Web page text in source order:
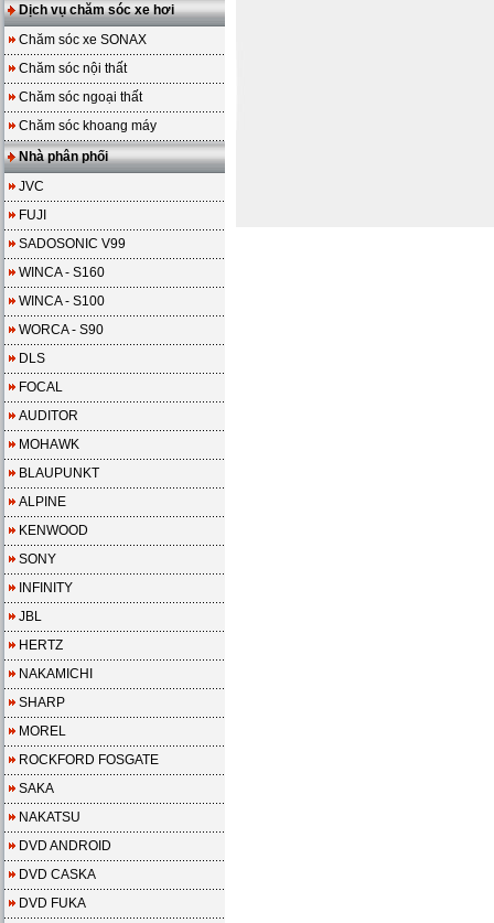
Dịch vụ chăm sóc xe hơi
Chăm sóc xe SONAX
Chăm sóc nội thất
Chăm sóc ngoại thất
Chăm sóc khoang máy
Nhà phân phối
JVC
FUJI
SADOSONIC V99
WINCA - S160
WINCA - S100
WORCA - S90
DLS
FOCAL
AUDITOR
MOHAWK
BLAUPUNKT
ALPINE
KENWOOD
SONY
INFINITY
JBL
HERTZ
NAKAMICHI
SHARP
MOREL
ROCKFORD FOSGATE
SAKA
NAKATSU
DVD ANDROID
DVD CASKA
DVD FUKA